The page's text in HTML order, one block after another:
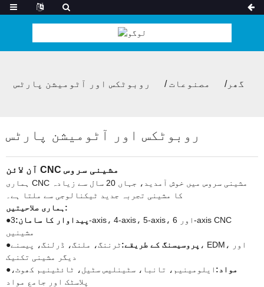
گھر مصنوعات روبوٹکس اور آٹومیشن پارٹس
روبوٹکس اور آٹومیشن پارٹس
آن لائن CNC مشینی سروس
ہماری CNC مشینی سروس میں خوش آمدید، جہاں 20 سال سے زیادہ
کا مشینی تجربہ جدید ٹیکنالوجی سے ملتا ہے۔
ہماری صلاحیتیں:
● پیداوار کا سامان:3-axis، 4-axis، 5-axis، اور 6-axis CNC
مشینیں
●
پروسیسنگ کے طریقے:ٹرننگ، ملنگ، ڈرلنگ، پیسنے، EDM، اور
دیگر مشینی تکنیک
●
مواد: ایلومینیم، تانبا، سٹینلیس سٹیل، ٹائٹینیم کھوٹ،
پلاسٹک اور جامع مواد